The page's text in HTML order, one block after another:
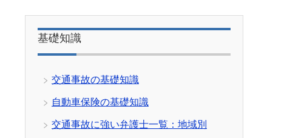
基礎知識
交通事故の基礎知識
自動車保険の基礎知識
交通事故に強い弁護士一覧：地域別